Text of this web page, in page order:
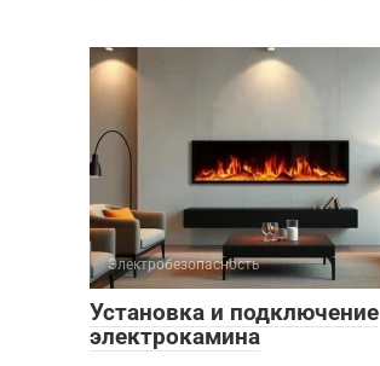
Электробезопасность
Установка и подключение
электрокамина